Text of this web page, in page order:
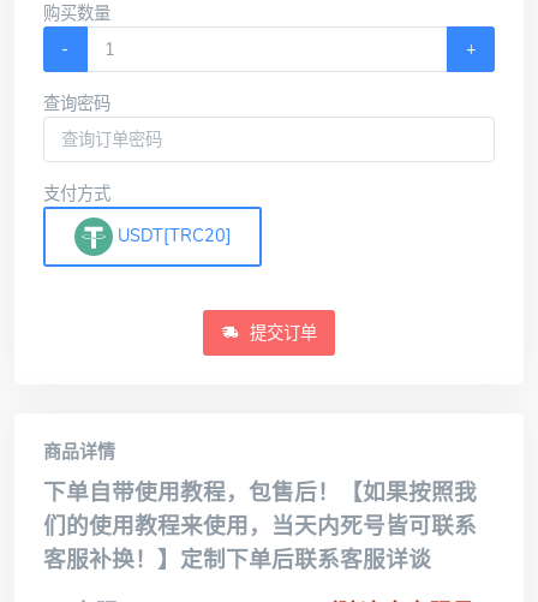
购买数量
-
+
查询密码
支付方式
USDT[TRC20]
提交订单
商品详情
下单自带使用教程，包售后！【如果按照我
们的使用教程来使用，当天内死号皆可联系
客服补换！】定制下单后联系客服详谈